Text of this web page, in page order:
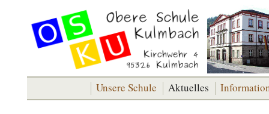
Unsere Schule Aktuelles